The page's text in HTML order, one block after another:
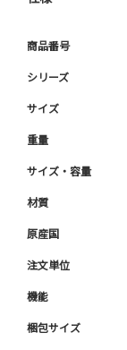
商品番号
シリーズ
サイズ
重量
サイズ・容量
材質
原産国
注文単位
機能
梱包サイズ